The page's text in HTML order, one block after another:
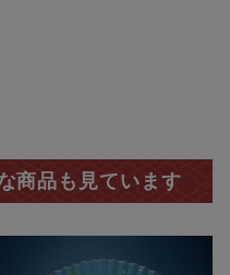
商品も見ています